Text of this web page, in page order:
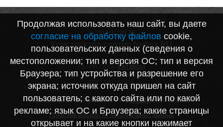
© 2010–2026
Конструктор сайтов Nubex.RU
Проект ООО «
Интэрсо»
ИНН 1001172170
КПП 100101001
Запись в реестре Российского ПО№7282от 03.11.2020
Политика обработки персональных данных
Продолжая использовать наш сайт, вы даете
согласие на обработку файлов cookie,
пользовательских данных (сведения о
местоположении; тип и версия ОС; тип и версия
Браузера; тип устройства и разрешение его
экрана; источник откуда пришел на сайт
пользователь; с какого сайта или по какой
рекламе; язык ОС и Браузера; какие страницы
открывает и на какие кнопки нажимает